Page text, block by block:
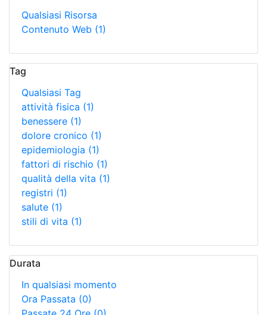
Qualsiasi Risorsa
Contenuto Web (1)
Tag
Qualsiasi Tag
attività fisica (1)
benessere (1)
dolore cronico (1)
epidemiologia (1)
fattori di rischio (1)
qualità della vita (1)
registri (1)
salute (1)
stili di vita (1)
Durata
In qualsiasi momento
Ora Passata (0)